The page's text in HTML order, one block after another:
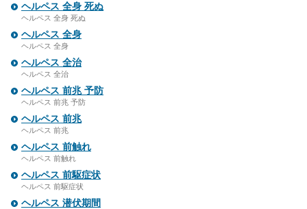
ヘルペス 全身 死ぬ
ヘルペス 全身 死ぬ
ヘルペス 全身
ヘルペス 全身
ヘルペス 全治
ヘルペス 全治
ヘルペス 前兆 予防
ヘルペス 前兆 予防
ヘルペス 前兆
ヘルペス 前兆
ヘルペス 前触れ
ヘルペス 前触れ
ヘルペス 前駆症状
ヘルペス 前駆症状
ヘルペス 潜伏期間